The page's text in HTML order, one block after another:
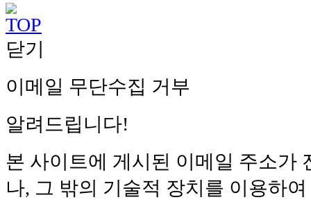
닫기
이메일 무단수집 거부
알려드립니다!
본 사이트에 게시된 이메일 주소가
나, 그 밖의 기술적 장치를 이용하